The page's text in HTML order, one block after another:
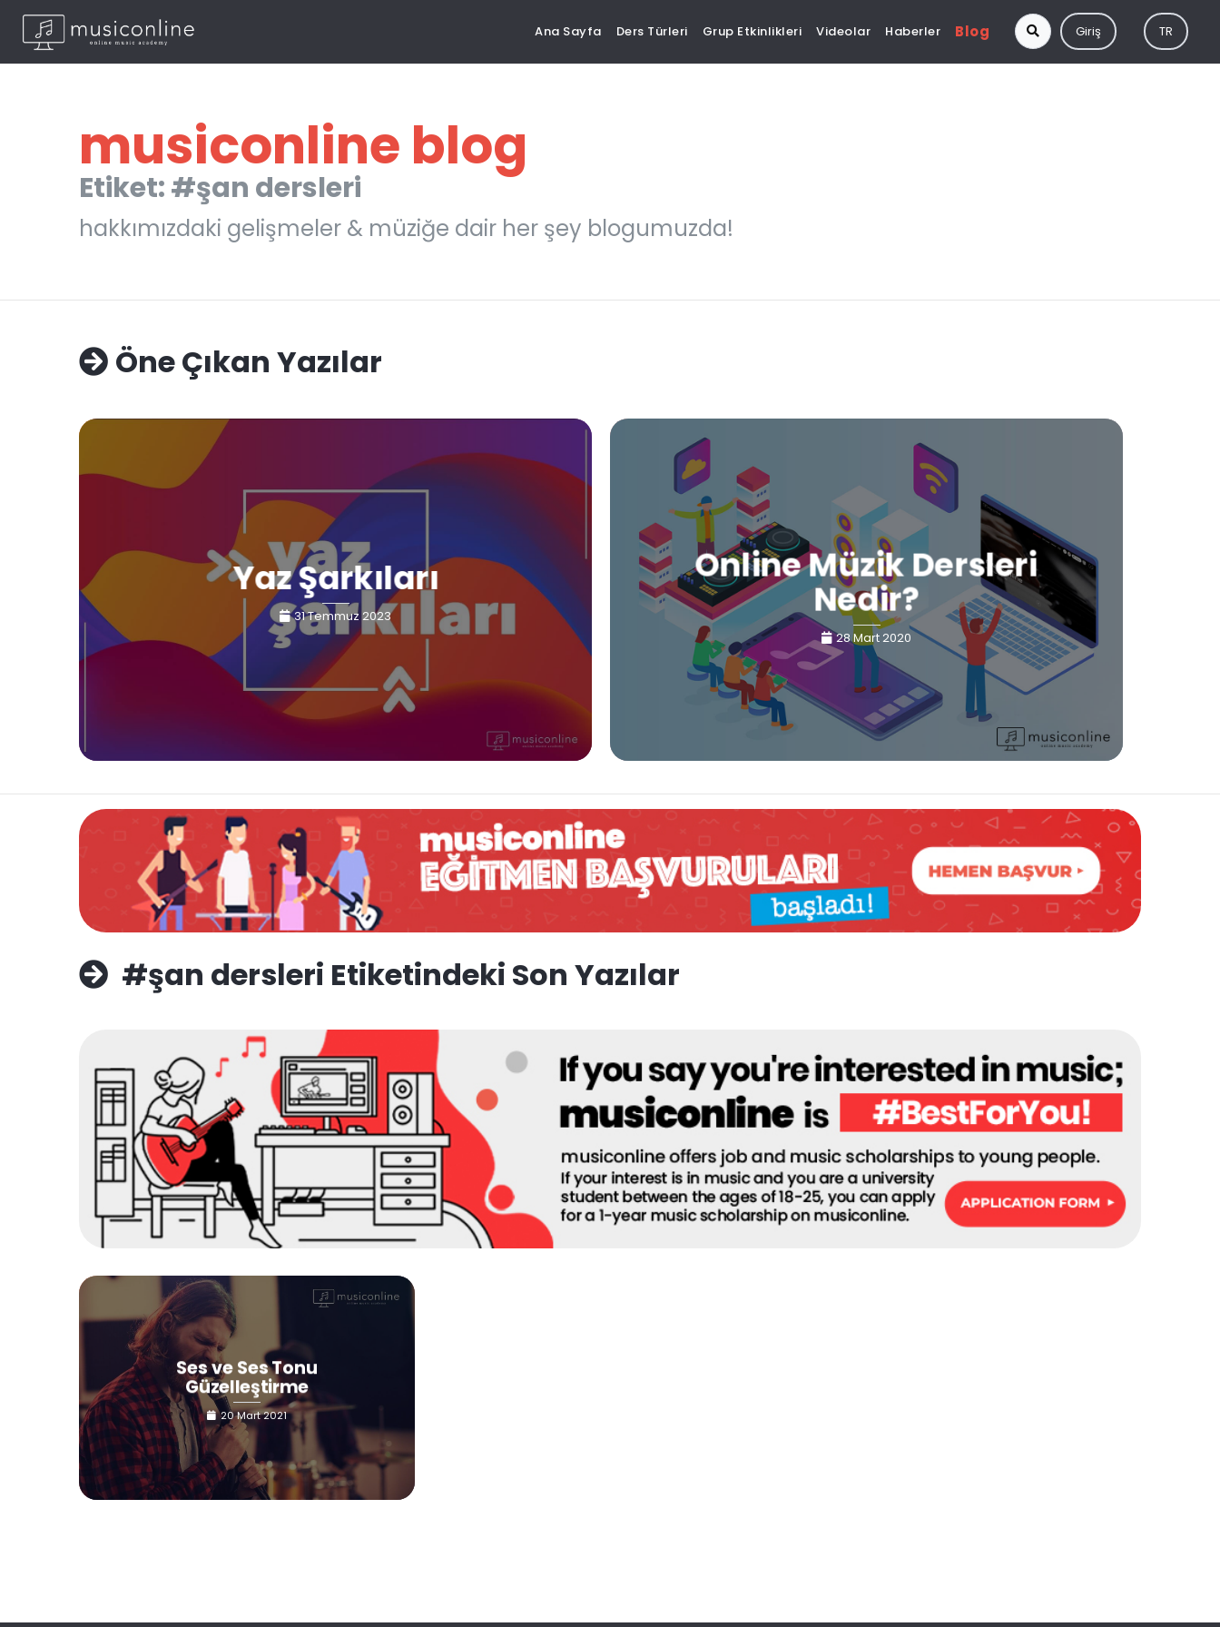
Ana Sayfa Ders Türleri Grup Etkinlikleri Videolar Haberler Blog Giriş TR
musiconline blog
Etiket: #şan dersleri
hakkımızdaki gelişmeler & müziğe dair her şey blogumuzda!
Öne Çıkan Yazılar
Yaz Şarkıları
31 Temmuz 2023
Online Müzik Dersleri
Nedir?
28 Mart 2020
#şan dersleri Etiketindeki Son Yazılar
Ses ve Ses Tonu
Güzelleştirme
20 Mart 2021